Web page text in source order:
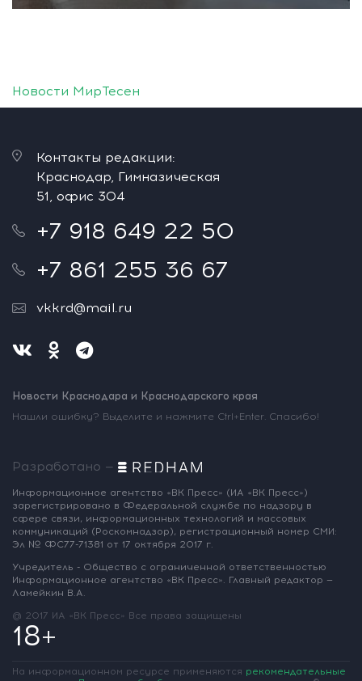
Новости МирТесен
Контакты редакции:
Краснодар, Гимназическая
51, офис 304
+7 918 649 22 50
+7 861 255 36 67
vkkrd@mail.ru
Новости Краснодара и Краснодарского края
Нашли ошибку? Выделите и нажмите Ctrl+Enter. Спасибо!
Разработано —
Информационное агентство «ВК Пресс» (ИА «ВК Пресс»)
зарегистрировано в Федеральной службе по надзору в
сфере связи, информационных технологий и массовых
коммуникаций (Роскомнадзор), регистрационный номер СМИ:
Эл № ФС77-71381 от 17 октября 2017 г.
Учредитель - Общество с ограниченной ответственностью
Информационное агентство «ВК Пресс». Главный редактор —
Ламейкин В.А.
@ 2017 ИА «ВК Пресс» Все права защищены
18+
На информационном ресурсе применяются рекомендательные